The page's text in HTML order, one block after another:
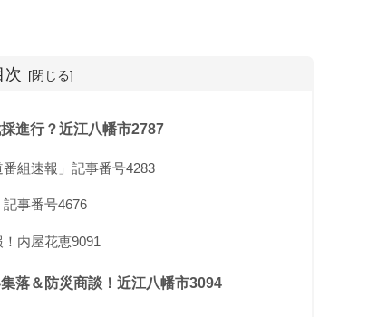
次
進行？近江八幡市2787
組速報」記事番号4283
事番号4676
内屋花恵9091
落＆防災商談！近江八幡市3094